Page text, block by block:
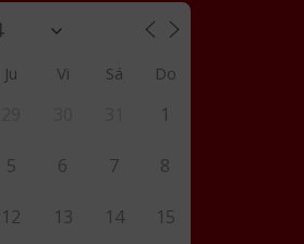
Ju Vi Sá Do
1
5 6 7 8
12 13 14 15